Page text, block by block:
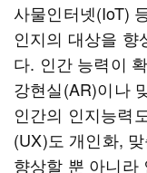
사물인터넷(IoT)
인지의 대상을 향
다. 인간 능력이
강현실(AR)이나
인간의 인지능력
(UX)도 개인화,
향상할 뿐 아니라